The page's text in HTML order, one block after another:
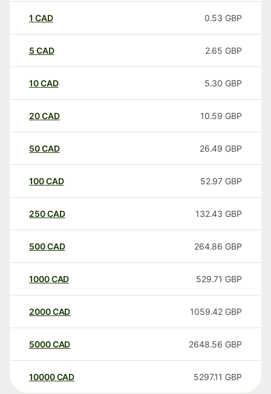
1 CAD 0.53 GBP
5 CAD 2.65 GBP
10CAD 5.30 GBP
20CAD 10.59 GBP
50CAD 26.49 GBP
100CAD 52.97 GBP
250CAD 132.43 GBP
500CAD 264.86 GBP
1000CAD 529.71 GBP
2000CAD 1059.42 GBP
5000CAD 2648.56 GBP
10000 CAD 5297.11 GBP